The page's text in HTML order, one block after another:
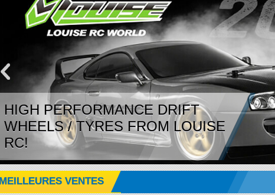
HIGH PERFORMANCE DRIFT
WHEELS / TYRES FROM LOUISE
RC!
MEILLEURES VENTES